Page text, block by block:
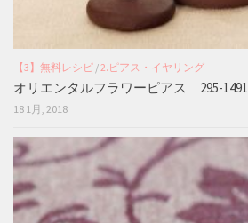
【3】無料レシピ /2.ピアス・イヤリング
オリエンタルフラワーピアス 295-1491
18 1月, 2018